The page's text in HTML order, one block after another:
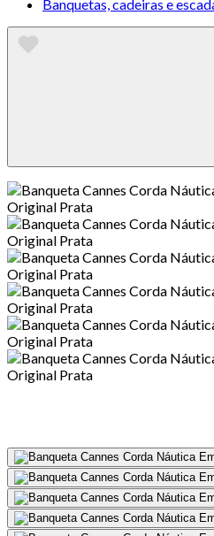
Banquetas, cadeiras e